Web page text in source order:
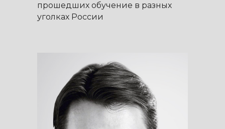
прошедших обучение в разных
уголках России